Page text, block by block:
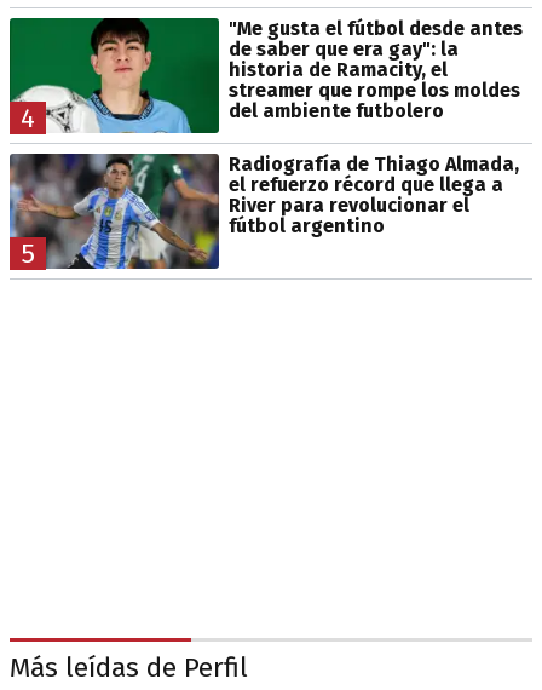
4
"Me gusta el fútbol desde antes
de saber que era gay": la
historia de Ramacity, el
streamer que rompe los moldes
del ambiente futbolero
5
Radiografía de Thiago Almada,
el refuerzo récord que llega a
River para revolucionar el
fútbol argentino
Más leídas de Perfil